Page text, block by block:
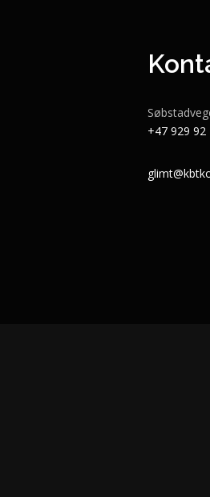
+47 929 92